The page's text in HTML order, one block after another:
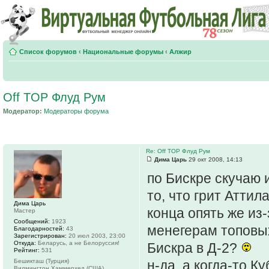
Список форумов ‹ Национальные форумы ‹ Алжир
Off TOP Флуд Рум
Модератор: Модераторы форума
Re: Off TOP Флуд Рум
Дима Царь 29 окт 2008, 14:13
по Бискре скучаю
то, что грит
конца опять же
менегерам
Бискра в Д-2?
н-да, а когда-то
Дима Царь
Мастер
Сообщений: 1923
Благодарностей: 43
Зарегистрирован: 20 июл 2003, 23:00
Откуда: Беларусь, а не Белоруссия!
Рейтинг: 531
Бешикташ (Турция)